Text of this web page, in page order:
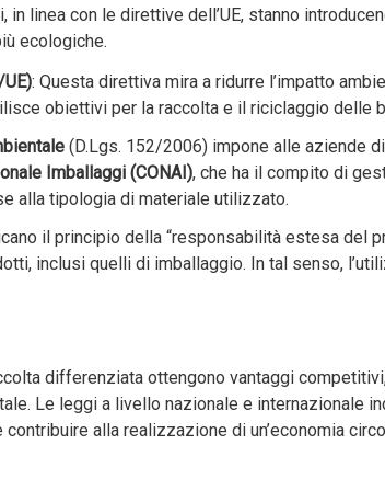
in linea con le direttive dell’UE, stanno
ecologiche.
: Questa direttiva mira a ridurre l’impatto
obiettivi per la raccolta e il riciclaggio delle
(D.Lgs. 152/2006) impone alle aziende
Imballaggi (CONAI), che ha il compito di
alla tipologia di materiale utilizzato.
il principio della “responsabilità estesa del
inclusi quelli di imballaggio. In tal senso,
differenziata ottengono vantaggi
Le leggi a livello nazionale e internazionale
alla realizzazione di un’economia